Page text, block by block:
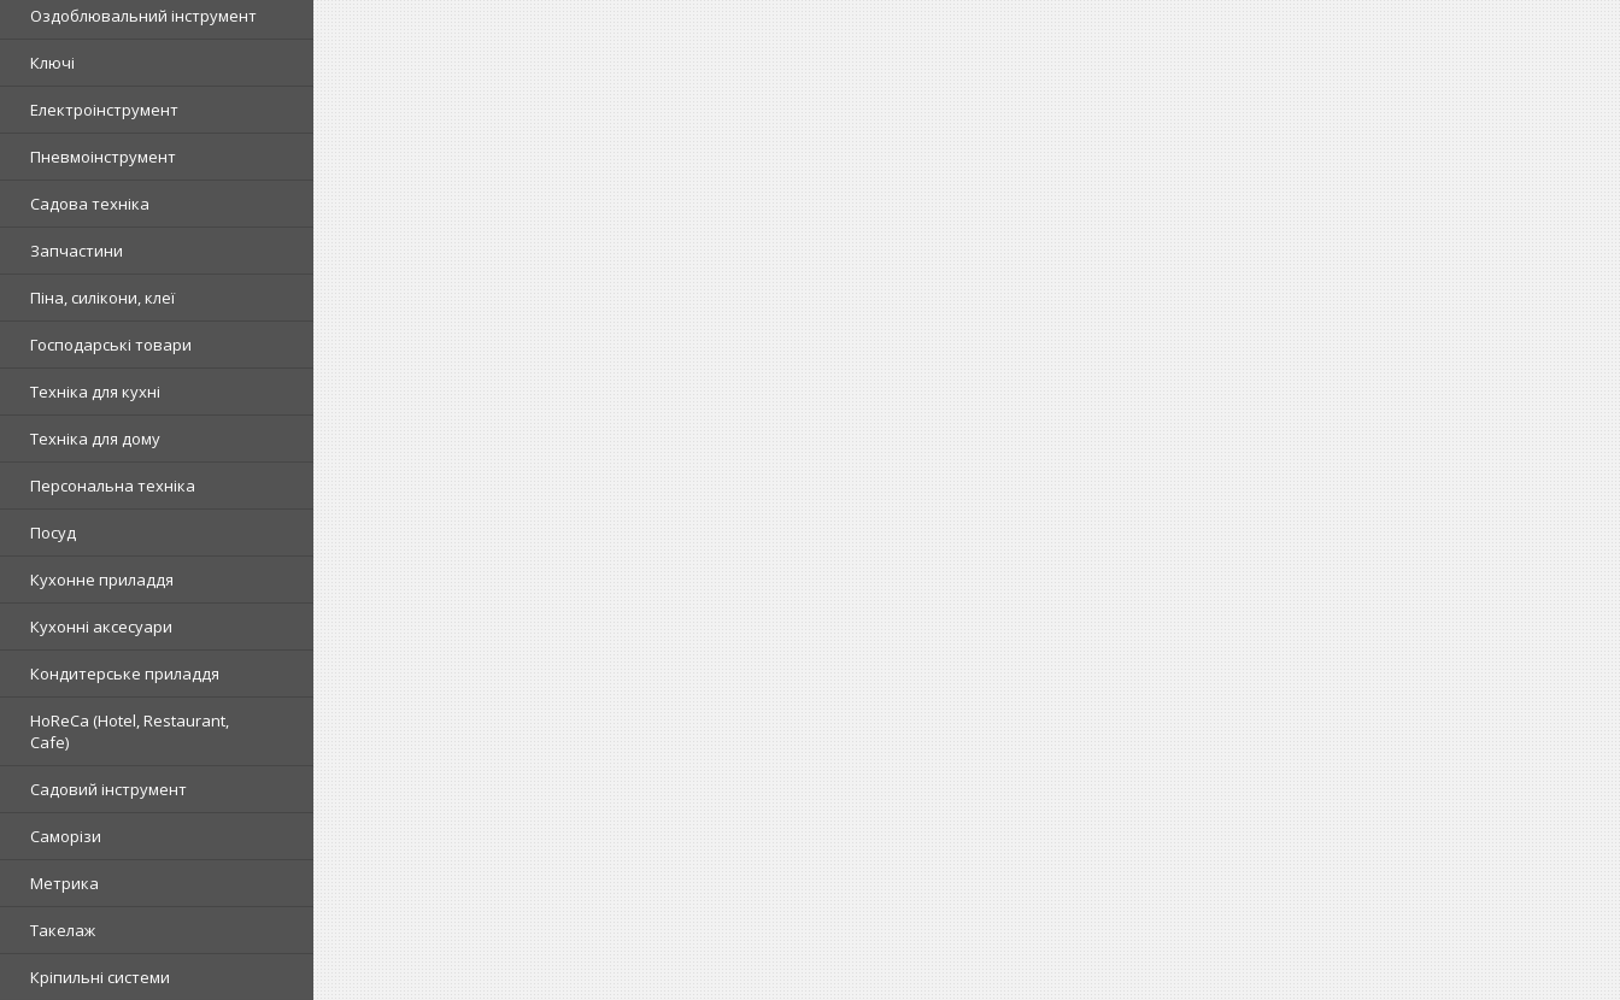
Оздоблювальний інструмент
Ключі
Електроінструмент
Пневмоінструмент
Садова техніка
Запчастини
Піна, силікони, клеї
Господарські товари
Техніка для кухні
Техніка для дому
Персональна техніка
Посуд
Кухонне приладдя
Кухонні аксесуари
Кондитерське приладдя
HoReCa (Hotel, Restaurant,
Cafe)
Садовий інструмент
Саморізи
Метрика
Такелаж
Кріпильні системи